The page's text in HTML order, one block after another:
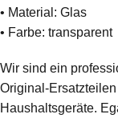
• Material: Glas
• Farbe: transparent
Wir sind ein
Original-
Haushaltsgeräte.